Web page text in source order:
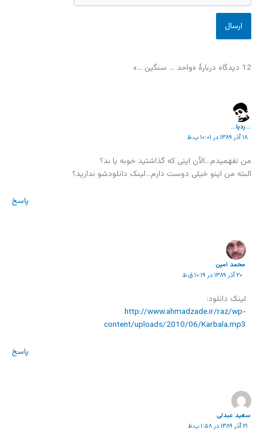
12 دیدگاه دربارهٔ «واحد … سنگین …»
...ردپا...
۱۸ آذر ۱۳۸۹ در ۱۰:۰۱ ب.ظ
من نفهمیدم…الآن اینی که گذاشتید خوبه یا بد؟
البته من اینو خیلی دوست دارم…لینک دانلودشو ندارید؟
پاسخ
محمد امين
۲۰ آذر ۱۳۸۹ در ۱۰:۱۹ ق.ظ
لینک دانلود:
http://www.ahmadzade.ir/raz/wp-
content/uploads/2010/06/Karbala.mp3
پاسخ
سعید عبدلی
۲۱ آذر ۱۳۸۹ در ۱:۵۸ ب.ظ